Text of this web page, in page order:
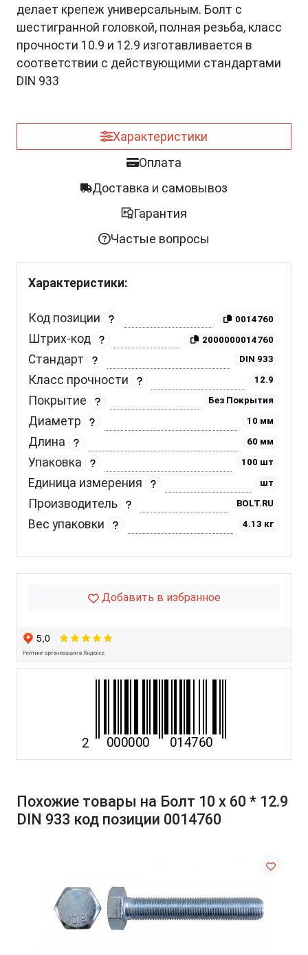
делает крепеж универсальным. Болт с
шестигранной головкой, полная резьба, класс
прочности 10.9 и 12.9 изготавливается в
соответствии с действующими стандартами
DIN 933
Характеристики
Оплата
Доставка и самовывоз
Гарантия
Частые вопросы
Характеристики:
Код позиции 0014760
Штрих-код 2000000014760
Стандарт DIN 933
Класс прочности 12.9
Покрытие Без Покрытия
Диаметр 10 мм
Длина 60 мм
Упаковка 100 шт
Единица измерения шт
Производитель BOLT.RU
Вес упаковки 4.13 кг
Добавить в избранное
Похожие товары на Болт 10 х 60 * 12.9
DIN 933 код позиции 0014760